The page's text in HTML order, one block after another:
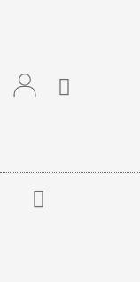
עגלת